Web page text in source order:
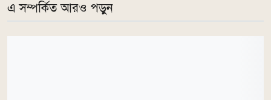
এ সম্পর্কিত আরও পড়ুন